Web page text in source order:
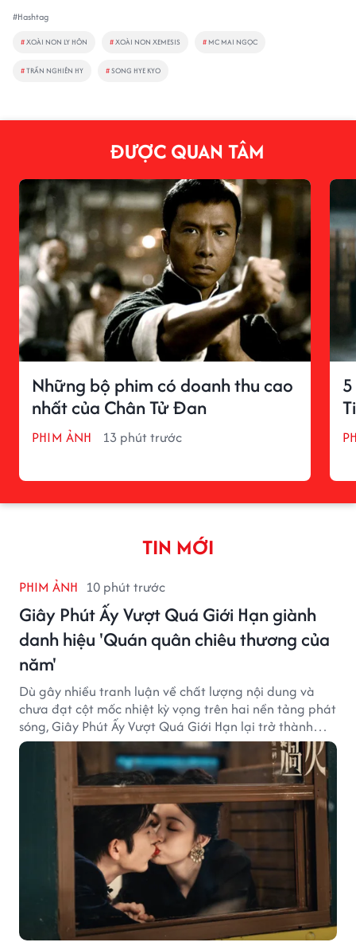
#Hashtag
#XOÀI NON LY HÔN #XOÀI NON XEMESIS # MC MAI NGỌC
#TRẦN NGHIÊN HY #SONG HYE KYO
ĐƯỢC QUAN TÂM
Những bộ phim có doanh thu cao
nhất của Chân Tử Đan
PHIM ẢNH 13 phút trước
TIN MỚI
PHIM ẢNH 10 phút trước
Giây Phút Ấy Vượt Quá Giới Hạn giành
danh hiệu 'Quán quân chiêu thương của
năm'
Dù gây nhiều tranh luận về chất lượng nội dung và
chưa đạt cột mốc nhiệt kỳ vọng trên hai nền tảng phát
sóng, Giây Phút Ấy Vượt Quá Giới Hạn lại trở thành
hiện tượng ở khía cạnh thương mại.